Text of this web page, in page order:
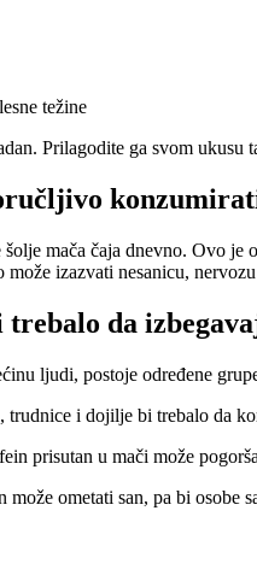
težine
Prilagodite ga svom
mača čaja dnevno. Ovo
izazvati nesanicu,
da
ljudi, postoje određene
i dojilje bi trebalo da
prisutan u mači može
ometati san, pa bi osobe